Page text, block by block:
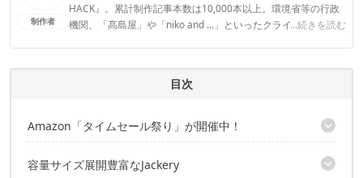
制作者
HACK』。累計制作記事本数は10,000本以上。環境省等の行政
機関、「髙島屋」や「niko and ...」といったクライアントとの
...続きを読む
CAMP HACK編集部のプロフィール
目次
Amazon「タイムセール祭り」が開催中！
ポータブル電源をピックアップ！
容量サイズ展開豊富なJackery